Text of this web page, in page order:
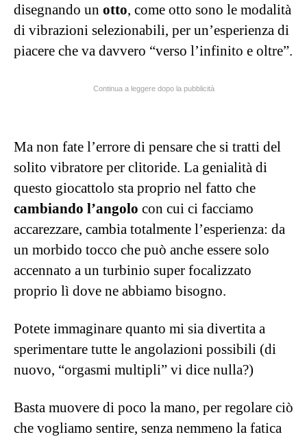
disegnando un otto, come otto sono le modalità
di vibrazioni selezionabili, per un’esperienza di
piacere che va davvero “verso l’infinito e oltre”.
Continua a leggere dopo la pubblicità
Ma non fate l’errore di pensare che si tratti del
solito vibratore per clitoride. La genialità di
questo giocattolo sta proprio nel fatto che
cambiando l’angolo con cui ci facciamo
accarezzare, cambia totalmente l’esperienza: da
un morbido tocco che può anche essere solo
accennato a un turbinio super focalizzato
proprio lì dove ne abbiamo bisogno.
Potete immaginare quanto mi sia divertita a
sperimentare tutte le angolazioni possibili (di
nuovo, “orgasmi multipli” vi dice nulla?)
Basta muovere di poco la mano, per regolare ciò
che vogliamo sentire, senza nemmeno la fatica